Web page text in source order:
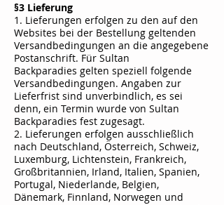
§3 Lieferung
1. Lieferungen erfolgen zu den auf den
Websites bei der Bestellung geltenden
Versandbedingungen an die angegebene
Postanschrift. Für Sultan
Backparadies gelten speziell folgende
Versandbedingungen. Angaben zur
Lieferfrist sind unverbindlich, es sei
denn, ein Termin wurde von Sultan
Backparadies fest zugesagt.
2. Lieferungen erfolgen ausschließlich
nach Deutschland, Österreich, Schweiz,
Luxemburg, Lichtenstein, Frankreich,
Großbritannien, Irland, Italien, Spanien,
Portugal, Niederlande, Belgien,
Dänemark, Finnland, Norwegen und